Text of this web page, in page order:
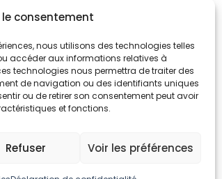
le consentement
nous utilisons des technologies telles
accéder aux informations relatives à
technologies nous permettra de traiter des
de navigation ou des identifiants uniques
ou de retirer son consentement peut avoir
et fonctions.
Refuser Voir les préférences
Paris Seine et Oise
naturel régional du Vexin français
Saint-Père 2024